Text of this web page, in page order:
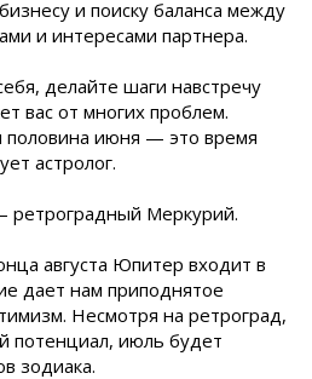
и поиску баланса между
и интересами партнера.
делайте шаги навстречу
вас от многих проблем.
половина июня — это время
астролог.
Меркурий.
августа Юпитер входит в
дает нам приподнятое
Несмотря на ретроград,
июль будет
зодиака.